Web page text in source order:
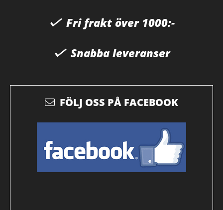
Fri frakt över 1000:-
Snabba leveranser
FÖLJ OSS PÅ FACEBOOK